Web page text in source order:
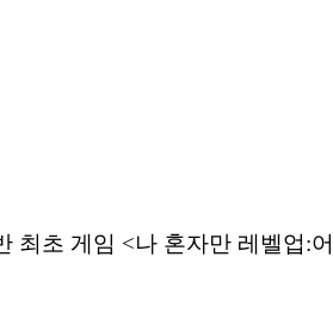
최초 게임 <나 혼자만 레벨업